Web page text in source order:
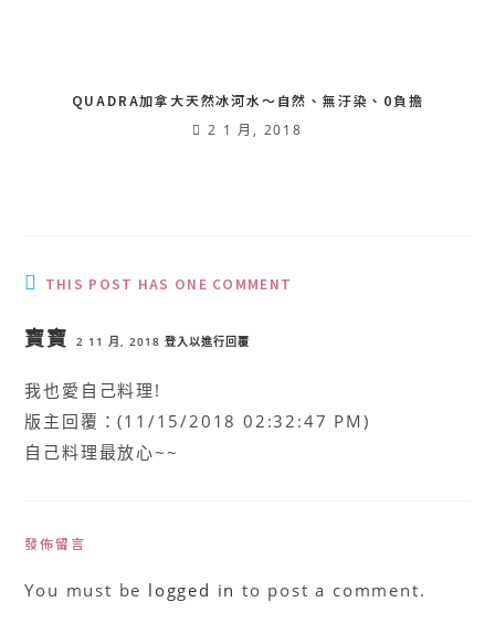
QUADRA加拿大天然冰河水〜自然、無汙染、0負擔
2 1 月, 2018
THIS POST HAS ONE COMMENT
寶寶 2 11 月, 2018 登入以進行回覆
我也愛自己料理!
版主回覆：(11/15/2018 02:32:47 PM)
自己料理最放心~~
發佈留言
You must be logged in to post a comment.